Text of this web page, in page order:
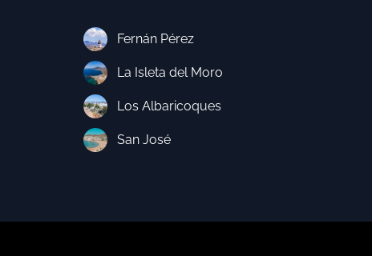
Fernán Pérez
La Isleta del Moro
Los Albaricoques
San José